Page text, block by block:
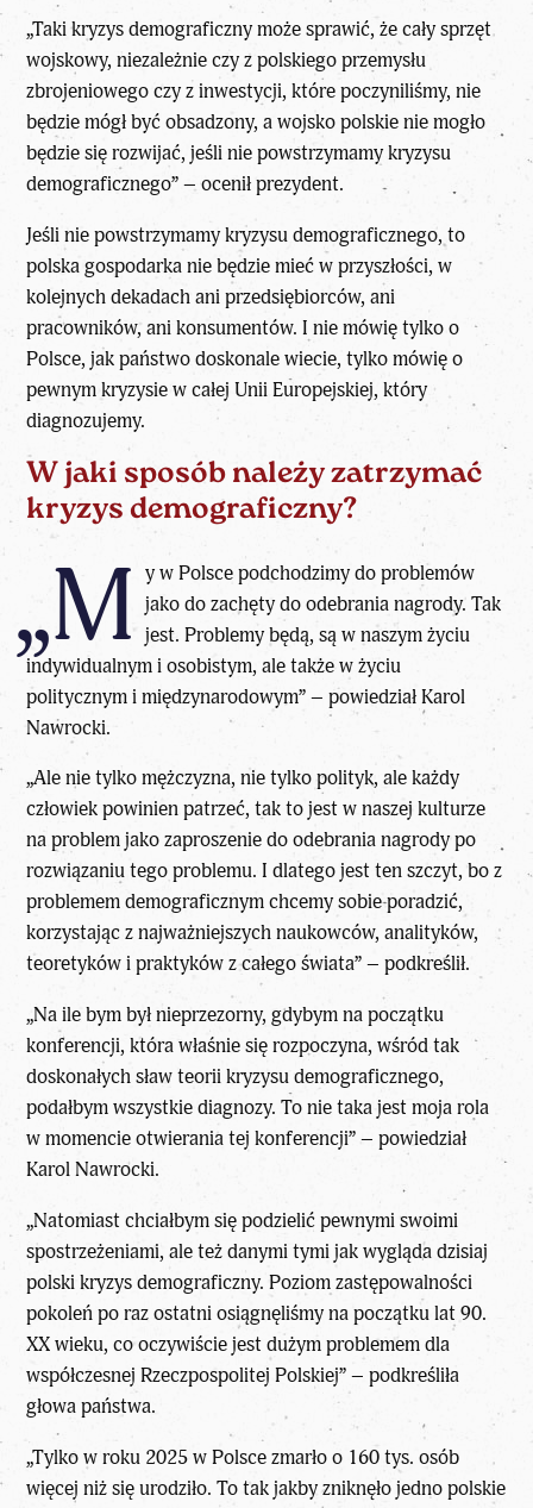
„Taki kryzys demograficzny może sprawić, że cały sprzęt
wojskowy, niezależnie czy z polskiego przemysłu
zbrojeniowego czy z inwestycji, które poczyniliśmy, nie
będzie mógł być obsadzony, a wojsko polskie nie mogło
będzie się rozwijać, jeśli nie powstrzymamy kryzysu
demograficznego” – ocenił prezydent.
Jeśli nie powstrzymamy kryzysu demograficznego, to
polska gospodarka nie będzie mieć w przyszłości, w
kolejnych dekadach ani przedsiębiorców, ani
pracowników, ani konsumentów. I nie mówię tylko o
Polsce, jak państwo doskonale wiecie, tylko mówię o
pewnym kryzysie w całej Unii Europejskiej, który
diagnozujemy.
W jaki sposób należy zatrzymać
kryzys demograficzny?
„M y w Polsce podchodzimy do problemów
jako do zachęty do odebrania nagrody. Tak
jest. Problemy będą, są w naszym życiu
indywidualnym i osobistym, ale także w życiu
politycznym i międzynarodowym” – powiedział Karol
Nawrocki.
„Ale nie tylko mężczyzna, nie tylko polityk, ale każdy
człowiek powinien patrzeć, tak to jest w naszej kulturze
na problem jako zaproszenie do odebrania nagrody po
rozwiązaniu tego problemu. I dlatego jest ten szczyt, bo z
problemem demograficznym chcemy sobie poradzić,
korzystając z najważniejszych naukowców, analityków,
teoretyków i praktyków z całego świata” – podkreślił.
„Na ile bym był nieprzezorny, gdybym na początku
konferencji, która właśnie się rozpoczyna, wśród tak
doskonałych sław teorii kryzysu demograficznego,
podałbym wszystkie diagnozy. To nie taka jest moja rola
w momencie otwierania tej konferencji” – powiedział
Karol Nawrocki.
„Natomiast chciałbym się podzielić pewnymi swoimi
spostrzeżeniami, ale też danymi tymi jak wygląda dzisiaj
polski kryzys demograficzny. Poziom zastępowalności
pokoleń po raz ostatni osiągnęliśmy na początku lat 90.
XX wieku, co oczywiście jest dużym problemem dla
współczesnej Rzeczpospolitej Polskiej” – podkreśliła
głowa państwa.
„Tylko w roku 2025 w Polsce zmarło o 160 tys. osób
więcej niż się urodziło. To tak jakby zniknęło jedno polskie